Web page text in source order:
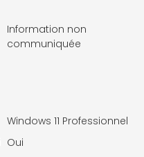
Information non
communiquée
Windows 11 Professionnel
Oui